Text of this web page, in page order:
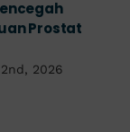
Prostat:
Terapi
Juli 23rd,